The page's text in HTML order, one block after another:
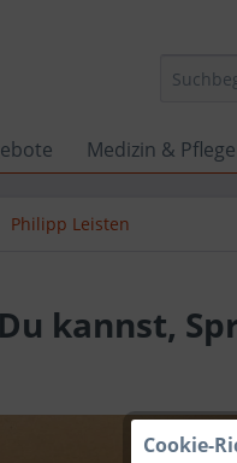
Medizin & Pflege
Philipp Leisten
kannst,
Cookie-